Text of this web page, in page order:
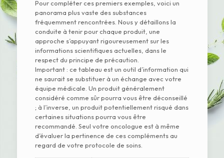
Pour compléter ces premiers exemples, voici un
panorama plus vaste des substances
fréquemment rencontrées. Nous y détaillons la
conduite à tenir pour chaque produit, une
approche s’appuyant rigoureusement sur les
informations scientifiques actuelles, dans le
respect du principe de précaution.
Important : ce tableau est un outil d’information qui
ne saurait se substituer à un échange avec votre
équipe médicale. Un produit généralement
considéré comme sûr pourra vous être déconseillé
; à l’inverse, un produit potentiellement risqué dans
certaines situations pourra vous être
recommandé. Seul votre oncologue est à même
d’évaluer la pertinence de ces compléments au
regard de votre protocole de soins.